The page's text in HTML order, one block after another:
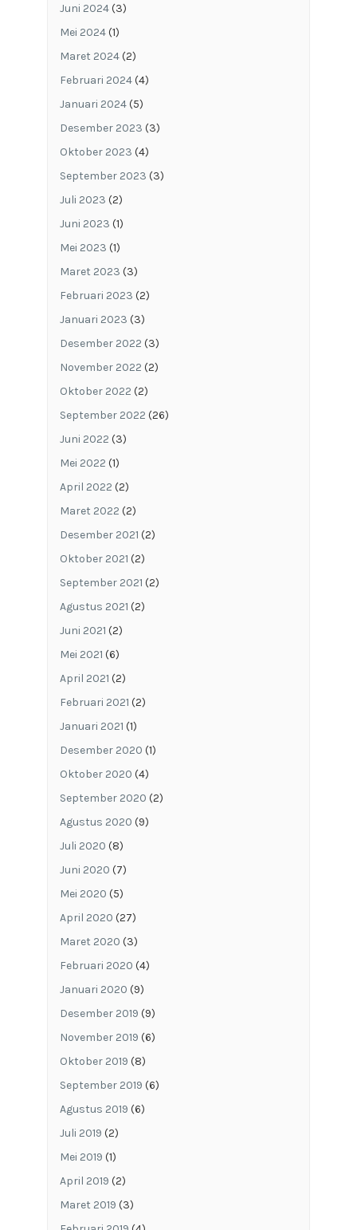
Juni 2024(3)
Mei 2024(1)
Maret 2024(2)
Februari 2024(4)
Januari 2024(5)
Desember 2023 (3)
Oktober 2023 (4)
September 2023 (3)
Juli 2023 (2)
Juni 2023 (1)
Mei 2023 (1)
Maret 2023 (3)
Februari 2023 (2)
Januari 2023 (3)
Desember 2022 (3)
November 2022 (2)
Oktober 2022 (2)
September 2022 (26)
Juni 2022 (3)
Mei 2022 (1)
April 2022 (2)
Maret 2022 (2)
Desember 2021 (2)
Oktober 2021 (2)
September 2021 (2)
Agustus 2021 (2)
Juni 2021 (2)
Mei 2021 (6)
April 2021 (2)
Februari 2021 (2)
Januari 2021 (1)
Desember 2020 (1)
Oktober 2020 (4)
September 2020 (2)
Agustus 2020 (9)
Juli 2020 (8)
Juni 2020 (7)
Mei 2020 (5)
April 2020 (27)
Maret 2020 (3)
Februari 2020 (4)
Januari 2020 (9)
Desember 2019 (9)
November 2019 (6)
Oktober 2019 (8)
September 2019 (6)
Agustus 2019 (6)
Juli 2019 (2)
Mei 2019 (1)
April 2019 (2)
Maret 2019 (3)